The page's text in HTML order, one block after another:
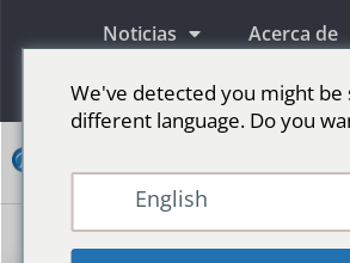
Noticias Acerca de
We've detected you might be
different language. Do you
English